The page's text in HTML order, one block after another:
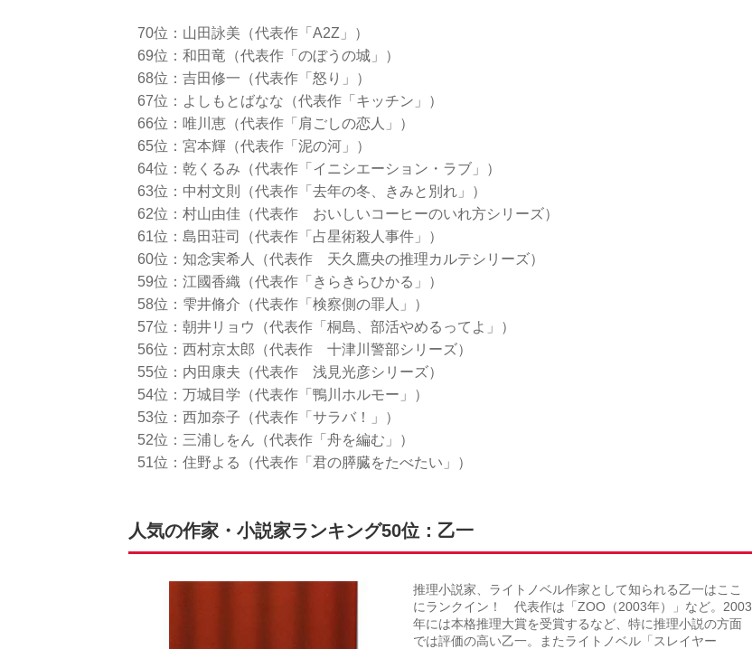
70位：山田詠美（代表作「A2Z」）
69位：和田竜（代表作「のぼうの城」）
68位：吉田修一（代表作「怒り」）
67位：よしもとばなな（代表作「キッチン」）
66位：唯川恵（代表作「肩ごしの恋人」）
65位：宮本輝（代表作「泥の河」）
64位：乾くるみ（代表作「イニシエーション・ラブ」）
63位：中村文則（代表作「去年の冬、きみと別れ」）
62位：村山由佳（代表作 おいしいコーヒーのいれ方シリーズ）
61位：島田荘司（代表作「占星術殺人事件」）
60位：知念実希人（代表作 天久鷹央の推理カルテシリーズ）
59位：江國香織（代表作「きらきらひかる」）
58位：雫井脩介（代表作「検察側の罪人」）
57位：朝井リョウ（代表作「桐島、部活やめるってよ」）
56位：西村京太郎（代表作 十津川警部シリーズ）
55位：内田康夫（代表作 浅見光彦シリーズ）
54位：万城目学（代表作「鴨川ホルモー」）
53位：西加奈子（代表作「サラバ！」）
52位：三浦しをん（代表作「舟を編む」）
51位：住野よる（代表作「君の膵臓をたべたい」）
人気の作家・小説家ランキング50位：乙一
推理小説家、ライトノベル作家として知られる乙一はここ
にランクイン！ 代表作は「ZOO（2003年）」など。2003
年には本格推理大賞を受賞するなど、特に推理小説の方面
では評価の高い乙一。またライトノベル「スレイヤー